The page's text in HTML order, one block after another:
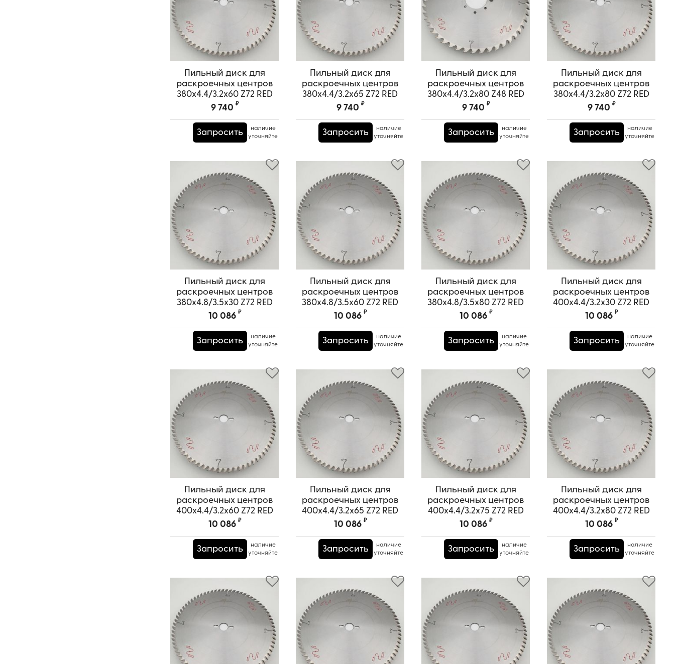
Пильный диск для
раскроечных центров
380x4.4/3.2x60 Z72 RED
SAMURAI
9 740 ₽
Запросить
наличие
уточняйте
Пильный диск для
раскроечных центров
380x4.4/3.2x65 Z72 RED
SAMURAI
9 740 ₽
Запросить
наличие
уточняйте
Пильный диск для
раскроечных центров
380x4.4/3.2x80 Z48 RED
SAMURAI
9 740 ₽
Запросить
наличие
уточняйте
Пильный диск для
раскроечных центров
380x4.4/3.2x80 Z72 RED
SAMURAI
9 740 ₽
Запросить
наличие
уточняйте
Пильный диск для
раскроечных центров
380x4.8/3.5x30 Z72 RED
SAMURAI
10 086 ₽
Запросить
наличие
уточняйте
Пильный диск для
раскроечных центров
380x4.8/3.5x60 Z72 RED
SAMURAI
10 086 ₽
Запросить
наличие
уточняйте
Пильный диск для
раскроечных центров
380x4.8/3.5x80 Z72 RED
SAMURAI
10 086 ₽
Запросить
наличие
уточняйте
Пильный диск для
раскроечных центров
400x4.4/3.2x30 Z72 RED
SAMURAI
10 086 ₽
Запросить
наличие
уточняйте
Пильный диск для
раскроечных центров
400x4.4/3.2x60 Z72 RED
SAMURAI
10 086 ₽
Запросить
наличие
уточняйте
Пильный диск для
раскроечных центров
400x4.4/3.2x65 Z72 RED
SAMURAI
10 086 ₽
Запросить
наличие
уточняйте
Пильный диск для
раскроечных центров
400x4.4/3.2x75 Z72 RED
SAMURAI
10 086 ₽
Запросить
наличие
уточняйте
Пильный диск для
раскроечных центров
400x4.4/3.2x80 Z72 RED
SAMURAI
10 086 ₽
Запросить
наличие
уточняйте